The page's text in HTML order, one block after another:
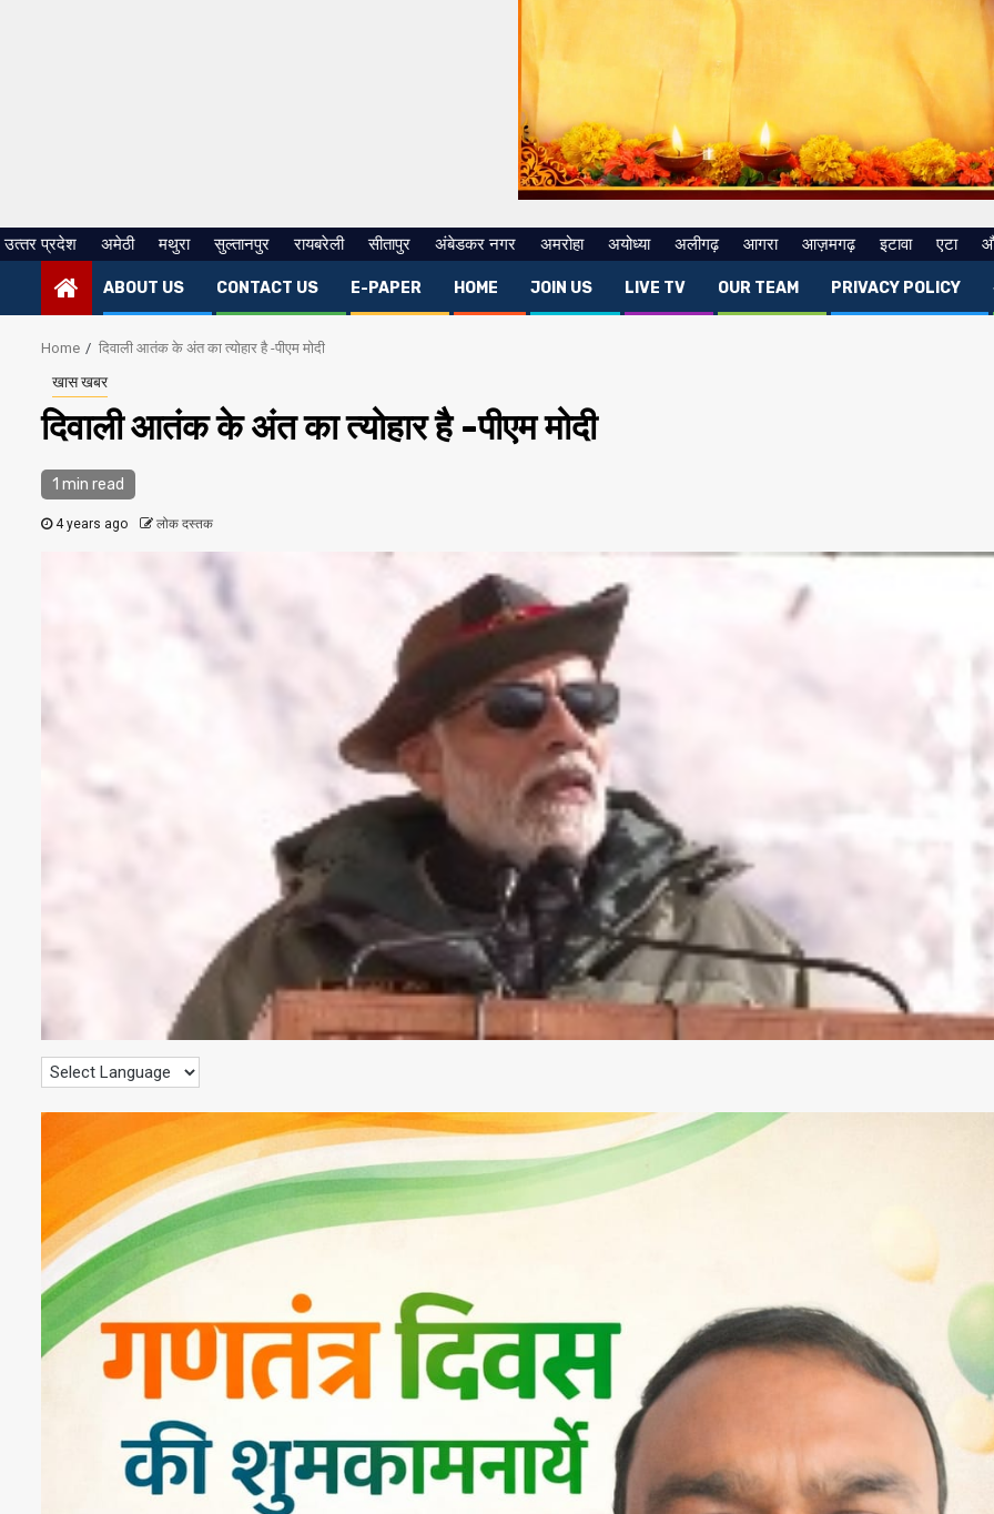
उत्‍तर प्रदेश अमेठी मथुरा सुल्तानपुर रायबरेली सीतापुर अंबेडकर नगर अमरोहा अयोध्या अलीगढ़ आगरा आज़मगढ़ इटावा एटा
ABOUT US CONTACT US E-PAPER HOME JOIN US LIVE TV OUR TEAM PRIVACY POLICY
Home दिवाली आतंक के अंत का त्योहार है -पीएम मोदी
खास खबर
दिवाली आतंक के अंत का त्योहार है -पीएम मोदी
1 min read
4 years ago लोक दस्तक